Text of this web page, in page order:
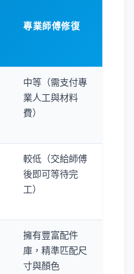
專業師傅修復
中等（需支付專
業人工與材料
費）
較低（交給師傅
後即可等待完
工）
擁有豐富配件
庫，精準匹配尺
寸與顏色